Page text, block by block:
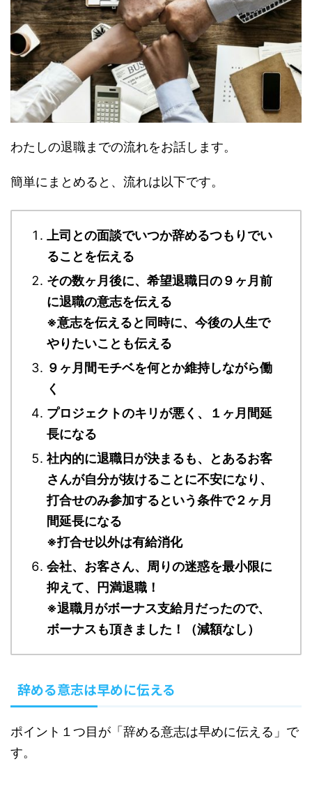
わたしの退職までの流れをお話します。
簡単にまとめると、流れは以下です。
上司との面談でいつか辞めるつもりでい
ることを伝える
その数ヶ月後に、希望退職日の９ヶ月前
に退職の意志を伝える
※意志を伝えると同時に、今後の人生で
やりたいことも伝える
９ヶ月間モチベを何とか維持しながら働
く
プロジェクトのキリが悪く、１ヶ月間延
長になる
社内的に退職日が決まるも、とあるお客
さんが自分が抜けることに不安になり、
打合せのみ参加するという条件で２ヶ月
間延長になる
※打合せ以外は有給消化
会社、お客さん、周りの迷惑を最小限に
抑えて、円満退職！
※退職月がボーナス支給月だったので、
ボーナスも頂きました！（減額なし）
辞める意志は早めに伝える
ポイント１つ目が「辞める意志は早めに伝える」で
す。